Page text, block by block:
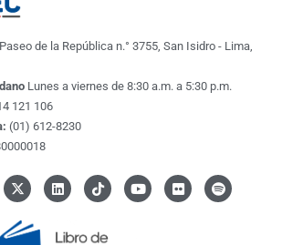
de la República n.° 3755, San Isidro - Lima,
Lunes a viernes de 8:30 a.m. a 5:30 p.m.
121 106
(01) 612-8230
X
-
t
w
i
L
i
n
e
I
c
o
-
Y
o
u
F
l
i
S
p
o